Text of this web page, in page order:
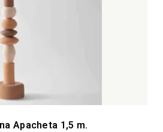
Apacheta 1,5 m.